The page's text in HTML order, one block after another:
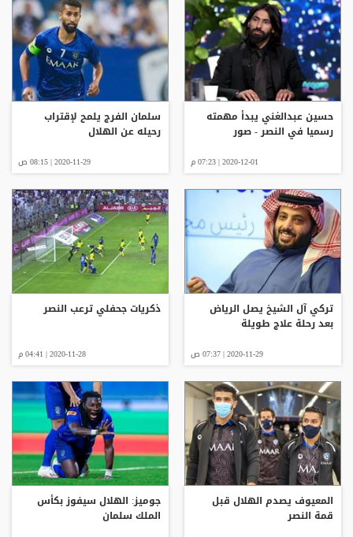
حسين عبدالغني يبدأ مهمته
رسميا في النصر - صور
2020-12-01 | 07:23 م
سلمان الفرج يلمح لإقتراب
رحيله عن الهلال
2020-11-29 | 08:15 ص
تركي آل الشيخ يصل الرياض
بعد رحلة علاج طويلة
2020-11-29 | 07:37 ص
ذكريات جحفلي ترعب النصر
2020-11-28 | 04:41 م
المعيوف يصدم الهلال قبل
قمة النصر
جوميز: الهلال سيفوز بكأس
الملك سلمان